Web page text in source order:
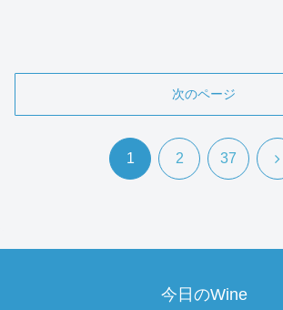
次のページ
1 2 37 次
今日のWine